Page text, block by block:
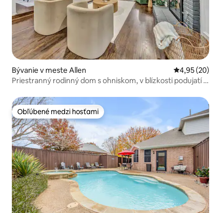
Bývanie v meste Allen Priemerné
4,95 (20)
Priestranný rodinný dom s ohniskom, v blízkosti podujatí v
Obľúbené medzi hosťami
Obľúbené medzi hosťami